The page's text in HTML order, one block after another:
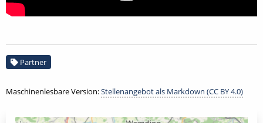
Partner
Maschinenlesbare Version:Stellenangebot als Markdown (CC BY 4.0)